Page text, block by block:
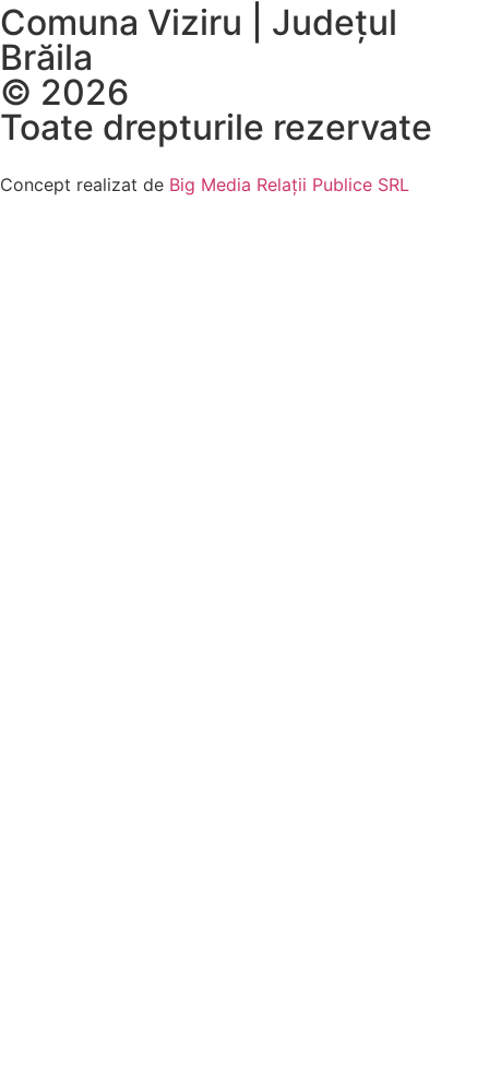
Comuna Viziru | Județul
Brăila
© 2026
Toate drepturile rezervate
Concept realizat de Big Media Relații Publice SRL